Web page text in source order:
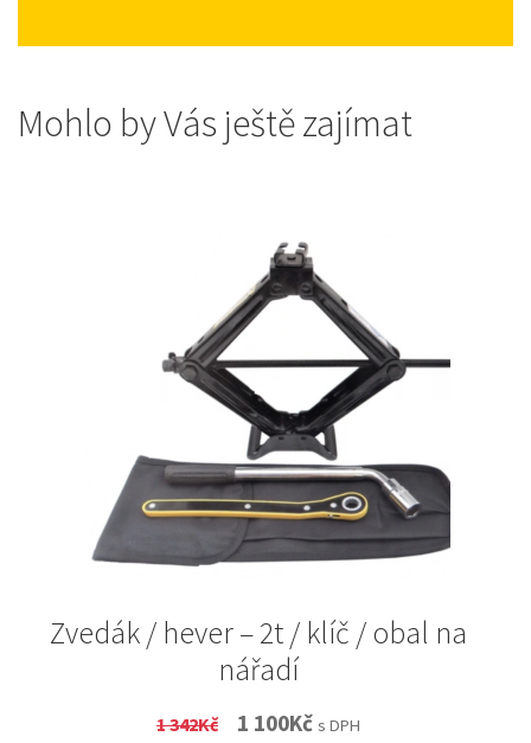
Mohlo by Vás ještě zajímat
Zvedák / hever – 2t / klíč / obal na
nářadí
1 342Kč
Original
1 100KčCurrent
s DPH